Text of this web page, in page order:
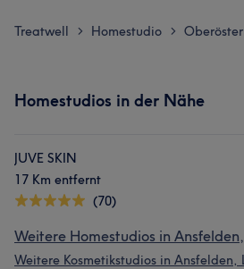
Treatwell > Homestudio >
Homestudios in der Nähe
JUVE SKIN
17 Km entfernt
(70)
Weitere Homestudios in
Weitere Kosmetikstudios in Ansfelden,